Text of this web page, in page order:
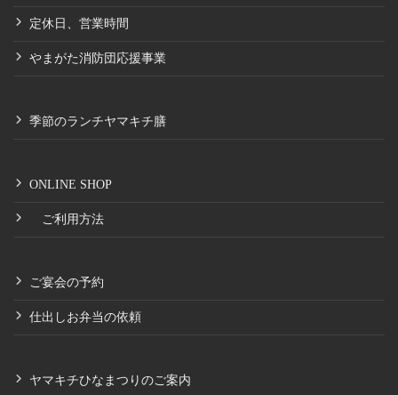
定休日、営業時間
やまがた消防団応援事業
季節のランチヤマキチ膳
ONLINE SHOP
ご利用方法
ご宴会の予約
仕出しお弁当の依頼
ヤマキチひなまつりのご案内